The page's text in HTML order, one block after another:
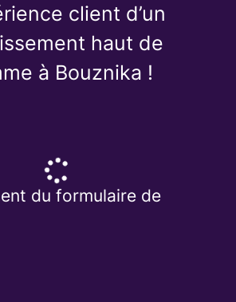
client d’un
haut de
à Bouznika !
du formulaire de